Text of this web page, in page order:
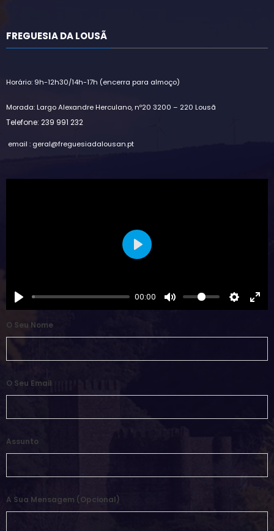
FREGUESIA DA LOUSÃ
Horário: 9h-12h30/14h-17h (encerra para almoço)
Morada: Largo Alexandre Herculano, nº20 3200 – 220 Lousã
Telefone: 239 991 232
email : geral@freguesiadalousan.pt
00:00
Play
O Seu Nome
O Seu Email
Assunto
A Sua Mensagem (opcional)